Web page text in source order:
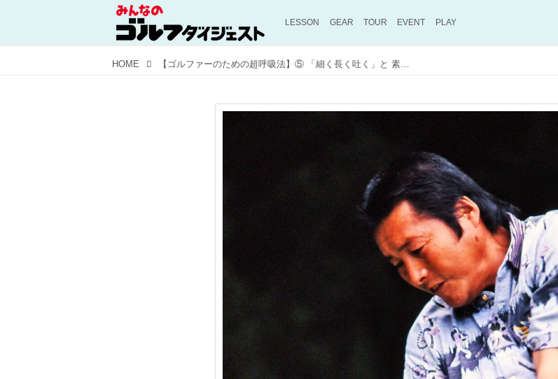
LESSON GEAR TOUR EVENT PLAY
HOME 【ゴルファーのための超呼吸法】⑤ 「細く長く吐く」と 素振りのように打てた